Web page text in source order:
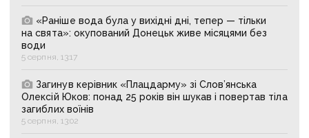
«Раніше вода була у вихідні дні, тепер — тільки
на свята»: окупований Донецьк живе місяцями без
води
5 серпня, 13:17
Загинув керівник «Плацдарму» зі Слов’янська
Олексій Юков: понад 25 років він шукав і повертав тіла
загиблих воїнів
5 серпня, 13:02